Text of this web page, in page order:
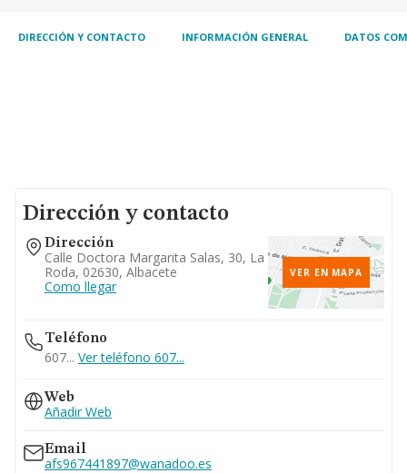
DIRECCIÓN Y CONTACTO INFORMACIÓN GENERAL DATOS
Dirección y contacto
Dirección
Calle Doctora Margarita Salas, 30, La
Roda, 02630, Albacete
Como llegar
VER EN MAPA
Teléfono
607... Ver teléfono 607...
Web
Añadir Web
Email
afs967441897@wanadoo.es